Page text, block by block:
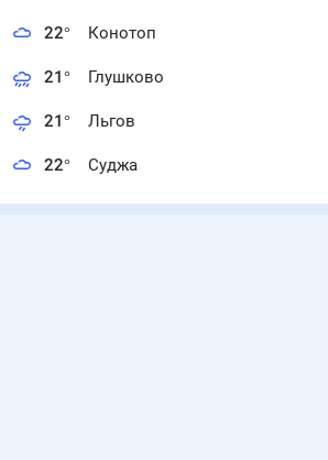
22° Конотоп
21° Глушково
21° Льгов
22° Суджа